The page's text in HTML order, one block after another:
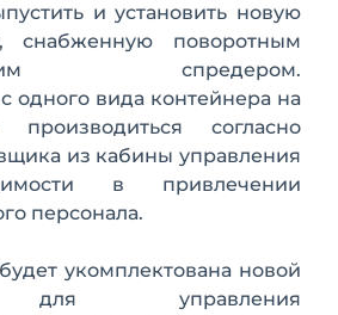
и установить новую
снабженную поворотным
спредером.
одного вида контейнера на
согласно
из кабины управления
в привлечении
персонала.
укомплектована новой
для управления